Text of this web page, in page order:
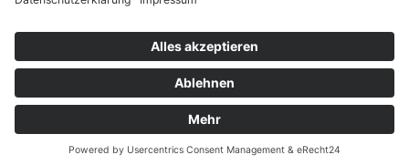
und Mühlenprodukte ·
Cookie-Einstellungen
Alle Preise inkl. der gesetzlichen MwSt.
Die durchgestrichenen Preise entsprechen dem bisherigen Preis in